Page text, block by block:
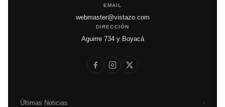
EMAIL
webmaster@vistazo.com
DIRECCIÓN
Aguirre 734 y Boyacá
Últimas Noticias ›